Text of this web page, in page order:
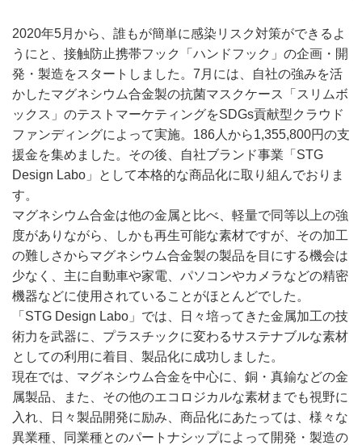
2020年5月から、誰もが簡単に感染リスク対策ができるよ
うにと、接触防止携帯フック「ハンドフック」の企画・開
発・製造をスタートしました。7月には、自社の強みを活
かしたマグネシウム合金製の抗菌マスクケース「スリムボ
ックス」のテストマーケティングをSDGs貢献型クラウド
ファンディングによって実施。186人から1,355,800円の支
援金を集めました。その後、自社ブランド事業「STG
Design Labo」として本格的な商品化に取り組んでおりま
す。
マグネシウム合金は他の金属と比べ、軽量で同等以上の強
度がありながら、しかも再生可能な素材ですが、その加工
の難しさからマグネシウム合金製の製品を目にする機会は
少なく、主に自動車や家電、パソコンやカメラなどの精密
機器などに使用されていることがほとんどでした。
「STG Design Labo」では、日々培ってきた金属加工の技
術力を武器に、プラスチックに変わるサステナブルな素材
としての利用に着目、製品化に成功しました。
現在では、マグネシウム合金を中心に、銅・真鍮などの金
属製品、また、その他のエコロジカルな素材までも視野に
入れ、日々製品開発に励み、商品化にあたっては、様々な
異業種、同業種とのパートナシップによって開発・製造の